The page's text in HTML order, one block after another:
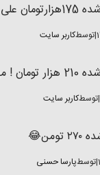
برکت الله
|توسطکاربر سایت
امنیت داریم !
|توسطکاربر سایت
|توسطپارسا حسنی